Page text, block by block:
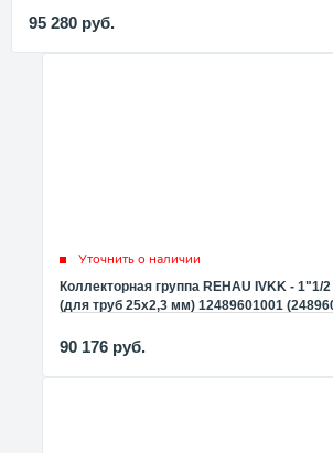
95 280 руб.
Уточнить о наличии
Коллекторная группа REHAU IVKK - 1"1/
(для труб 25x2,3 мм) 12489601001
90 176 руб.